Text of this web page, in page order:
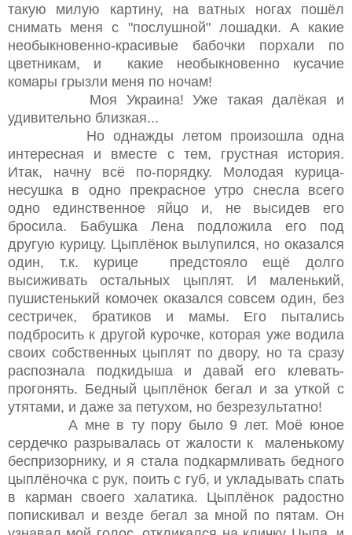
такую милую картину, на ватных ногах пошёл
снимать меня с "послушной" лошадки. А какие
необыкновенно-красивые бабочки порхали по
цветникам, и какие необыкновенно кусачие
комары грызли меня по ночам!
Моя Украина! Уже такая далёкая и
удивительно близкая...
Но однажды летом произошла одна
интересная и вместе с тем, грустная история.
Итак, начну всё по-порядку. Молодая курица-
несушка в одно прекрасное утро снесла всего
одно единственное яйцо и, не высидев его
бросила. Бабушка Лена подложила его под
другую курицу. Цыплёнок вылупился, но оказался
один, т.к. курице предстояло ещё долго
высиживать остальных цыплят. И маленький,
пушистенький комочек оказался совсем один, без
сестричек, братиков и мамы. Его пытались
подбросить к другой курочке, которая уже водила
своих собственных цыплят по двору, но та сразу
распознала подкидыша и давай его клевать-
прогонять. Бедный цыплёнок бегал и за уткой с
утятами, и даже за петухом, но безрезультатно!
А мне в ту пору было 9 лет. Моё юное
сердечко разрывалась от жалости к маленькому
беспризорнику, и я стала подкармливать бедного
цыплёночка с рук, поить с губ, и укладывать спать
в карман своего халатика. Цыплёнок радостно
попискивал и везде бегал за мной по пятам. Он